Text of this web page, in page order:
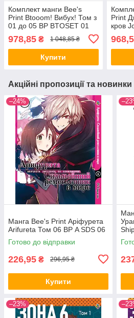
Комплект манги Bee's
Print Btooom! Вибух! Том з
01 до 05 BP BTOSET 01
978,85 ₴ 1 048,85 ₴
Купити
Print
кров
Том з
01
Акційні пропозиції та новинки
–24%
Манга Bee's Print Аріфурета
Arifureta Том 06 ВР A SDS 06
Готово до відправки
226,95 ₴ 296,95 ₴
Купити
–23%